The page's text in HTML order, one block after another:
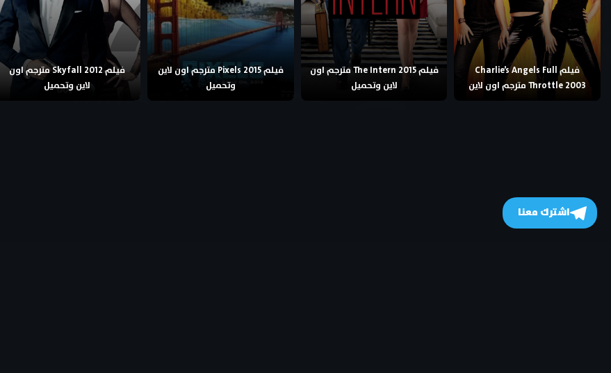
فيلم Charlie’s Angels Full
Throttle 2003 مترجم اون لاين
فيلم The Intern 2015 مترجم اون
لاين وتحميل
فيلم Pixels 2015 مترجم اون لاين
وتحميل
فيلم Skyfall 2012 مترجم اون
لاين وتحميل
اشترك معنا